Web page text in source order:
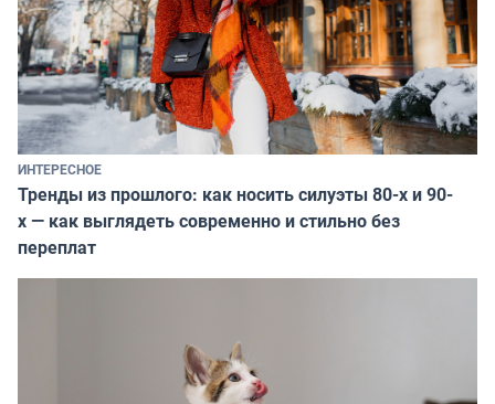
ИНТЕРЕСНОЕ
Тренды из прошлого: как носить силуэты 80-х и 90-
х — как выглядеть современно и стильно без
переплат